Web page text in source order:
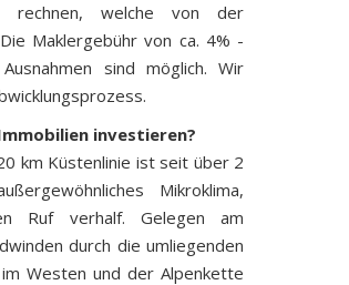
rechnen, welche von der
Maklergebühr von ca. 4% -
sind möglich. Wir
investieren?
km Küstenlinie ist seit über 2
Mikroklima,
Ruf verhalf. Gelegen am
durch die umliegenden
Westen und der Alpenkette